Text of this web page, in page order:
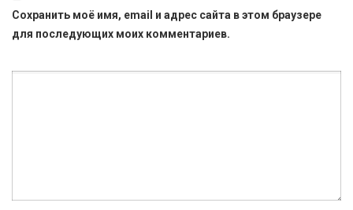
Сохранить моё имя, email и адрес сайта в этом браузере
для последующих моих комментариев.